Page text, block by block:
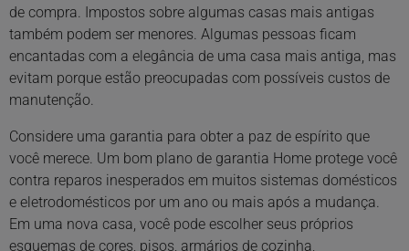
de compra. Impostos sobre algumas casas mais antigas
também podem ser menores. Algumas pessoas ficam
encantadas com a elegância de uma casa mais antiga, mas
evitam porque estão preocupadas com possíveis custos de
manutenção.
Considere uma garantia para obter a paz de espírito que
você merece. Um bom plano de garantia Home protege você
contra reparos inesperados em muitos sistemas domésticos
e eletrodomésticos por um ano ou mais após a mudança.
Em uma nova casa, você pode escolher seus próprios
esquemas de cores, pisos, armários de cozinha,